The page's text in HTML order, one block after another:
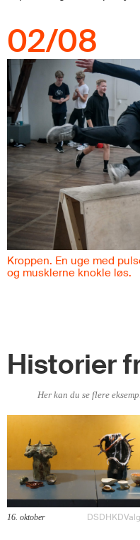
02/08
Keramik. Hænder former
skulpturer. Kreativitet og
Historier
Her kan du se flere
16. oktober DSDHKD